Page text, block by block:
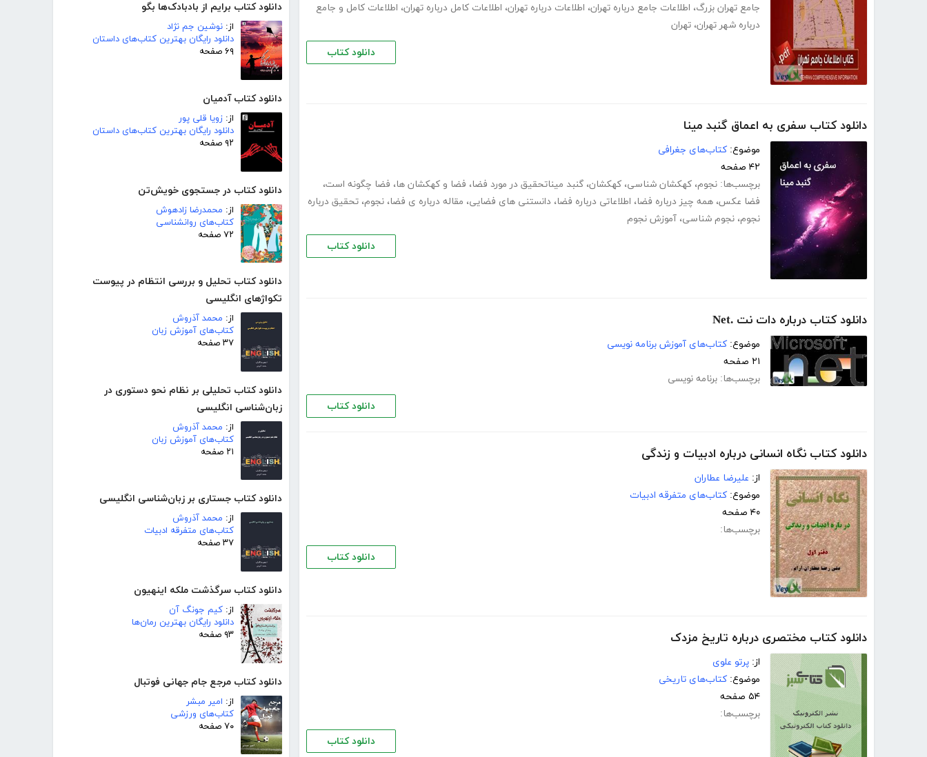
دانلود کتاب برایم از بادبادک‌ها بگو
از: نوشین جم نژاد
دانلود رایگان بهترین کتاب‌های داستان
۶۹ صفحه
دانلود کتاب آدمیان
از: زویا قلی پور
دانلود رایگان بهترین کتاب‌های داستان
۹۲ صفحه
دانلود کتاب در جستجوی خویش‌تن
از: محمدرضا زادهوش
کتاب‌های روانشناسی
۷۲ صفحه
دانلود کتاب تحلیل و بررسی انتظام در پیوست
تکواژهای انگلیسی
از: محمد آذروش
کتاب‌های آموزش زبان
۳۷ صفحه
دانلود کتاب تحلیلی بر نظام نحو دستوری در
زبان‌شناسی انگلیسی
از: محمد آذروش
کتاب‌های آموزش زبان
۲۱ صفحه
دانلود کتاب جستاری بر زبان‌شناسی انگلیسی
از: محمد آذروش
کتاب‌های متفرقه ادبیات
۳۷ صفحه
دانلود کتاب سرگذشت ملکه اینهیون
از: کیم جونگ آن
دانلود رایگان بهترین رمان‌ها
۹۳ صفحه
دانلود کتاب مرجع جام جهانی فوتبال
از: امیر مبشر
کتاب‌های ورزشی
۷۰ صفحه
جامع تهران بزرگ، اطلاعات جامع درباره تهران، اطلاعات درباره تهران، اطلاعات کامل درباره تهران، اطلاعات کامل و جامع
درباره شهر تهران، تهران
دانلود کتاب
دانلود کتاب سفری به اعماق گنبد مینا
موضوع: کتاب‌های جغرافی
۴۲ صفحه
برچسب‌ها: نجوم، کهکشان شناسی، کهکشان، گنبد میناتحقیق در مورد فضا، فضا و کهکشان ها، فضا چگونه است،
فضا عکس، همه چیز درباره فضا، اطلاعاتی درباره فضا، دانستنی های فضایی، مقاله درباره ی فضا، نجوم، تحقیق درباره
نجوم، نجوم شناسی، آموزش نجوم
دانلود کتاب
دانلود کتاب درباره دات نت .Net
موضوع: کتاب‌های آموزش برنامه نویسی
۲۱ صفحه
برچسب‌ها: برنامه نویسی
دانلود کتاب
دانلود کتاب نگاه انسانی درباره ادبیات و زندگی
از: علیرضا عطاران
موضوع: کتاب‌های متفرقه ادبیات
۴۰ صفحه
برچسب‌ها:
دانلود کتاب
دانلود کتاب مختصری درباره تاریخ مزدک
از: پرتو علوی
موضوع: کتاب‌های تاریخی
۵۴ صفحه
برچسب‌ها:
دانلود کتاب